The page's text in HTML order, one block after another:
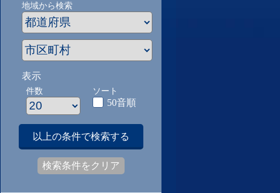
地域から検索
表示
件数 ソート
50音順
以上の条件で検索する
検索条件をクリア